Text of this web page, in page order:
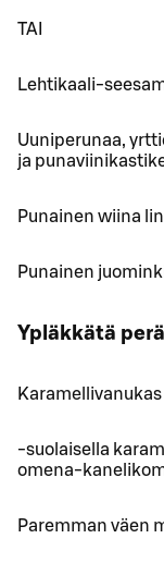
TAI
Lehtikaali-
Uuniperunaa,
ja
Punainen wiina
Punainen
Ypläkkätä
Karamellivanukas
-suolaisella
omena-
Paremman väen